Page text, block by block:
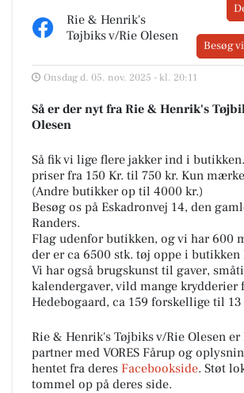
Rie & Henrik's
Tøjbiks v/Rie Olesen
Besøg
Onsdag d. 05. nov. 2025 - kl. 20:11
Så er der nyt fra Rie & Henrik's
Olesen
Så fik vi lige flere jakker ind i butikken.
priser fra 150 Kr. til 750 kr. Kun
(Andre butikker op til 4000 kr.)
Besøg os på Eskadronvej 14, den
Randers.
Flag udenfor butikken, og vi har 600
der er ca 6500 stk. tøj oppe i butikken
Vi har også brugskunst til gaver,
kalendergaver, vild mange krydderier
Hedebogaard, ca 159 forskellige til 13
Rie & Henrik's Tøjbiks v/Rie Olesen
partner med VORES Fårup og
hentet fra deres Facebookside. Støt
tommel op på deres side.